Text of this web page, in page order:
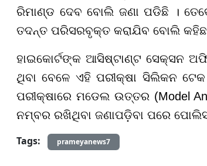
ରିମାଣ୍ଡ ଦେବ ବୋଲି ଜଣା ପଡିଛି ।
ତଦନ୍ତ ପରିସରବୃକ୍ତ କରାଯିବ ବୋଲି
ହାଇକୋର୍ଟଙ୍କ ଆସିଷ୍ଟାଣ୍ଟ ସେକ୍ସନ
ଥିବା ବେଳେ ଏହି ପରୀକ୍ଷା ସିଲିକନ
ପରୀକ୍ଷାରେ ମଡେଲ ଉତ୍ତର (Model
ନମ୍ବର ରଖିଥିବା ଜଣାପଡ଼ିବା ପରେ
Tags:
prameyanews7